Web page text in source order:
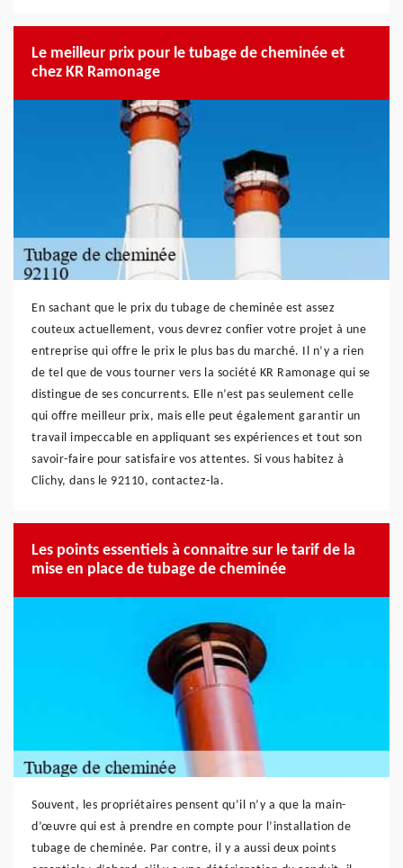
Le meilleur prix pour le tubage de cheminée et
chez KR Ramonage
En sachant que le prix du tubage de cheminée est assez
couteux actuellement, vous devrez confier votre projet à une
entreprise qui offre le prix le plus bas du marché. Il n’y a rien
de tel que de vous tourner vers la société KR Ramonage qui se
distingue de ses concurrents. Elle n’est pas seulement celle
qui offre meilleur prix, mais elle peut également garantir un
travail impeccable en appliquant ses expériences et tout son
savoir-faire pour satisfaire vos attentes. Si vous habitez à
Clichy, dans le 92110, contactez-la.
Les points essentiels à connaitre sur le tarif de la
mise en place de tubage de cheminée
Souvent, les propriétaires pensent qu’il n’y a que la main-
d’œuvre qui est à prendre en compte pour l’installation de
tubage de cheminée. Par contre, il y a aussi deux points